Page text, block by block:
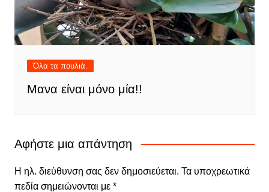
Όλα τα πουλιά.
Μανα είναι μόνο μία!!
Αφήστε μια απάντηση
Η ηλ. διεύθυνση σας δεν δημοσιεύεται. Τα υποχρεωτικά
πεδία σημειώνονται με *